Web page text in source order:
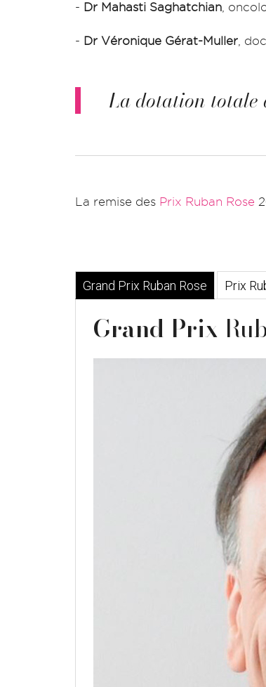
- Dr Mahasti Saghatchian ,
- Dr Véronique Gérat-Muller ,
La dotation totale
La remise des Prix Ruban Rose
Grand Prix Ruban Rose Prix
Grand Prix